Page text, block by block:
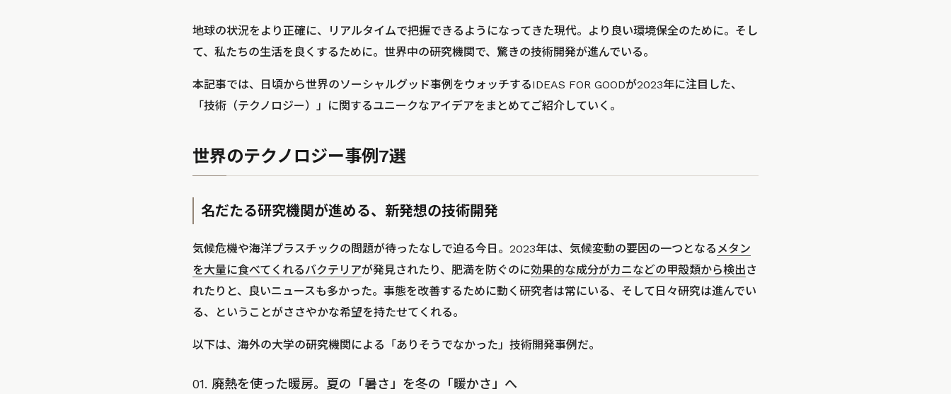
地球の状況をより正確に、リアルタイムで把握できるようになってきた現代。より良い環境保全のために。そし
て、私たちの生活を良くするために。世界中の研究機関で、驚きの技術開発が進んでいる。
本記事では、日頃から世界のソーシャルグッド事例をウォッチするIDEAS FOR GOODが2023年に注目した、
「技術（テクノロジー）」に関するユニークなアイデアをまとめてご紹介していく。
世界のテクノロジー事例7選
名だたる研究機関が進める、新発想の技術開発
気候危機や海洋プラスチックの問題が待ったなしで迫る今日。2023年は、気候変動の要因の一つとなる メタン
を大量に食べてくれるバクテリアが発見されたり、肥満を防ぐのに効果的な成分がカニなどの甲殻類から検出さ
れたりと、良いニュースも多かった。事態を改善するために動く研究者は常にいる、そして日々研究は進んでい
る、ということがささやかな希望を持たせてくれる。
以下は、海外の大学の研究機関による「ありそうでなかった」技術開発事例だ。
01. 廃熱を使った暖房。夏の「暑さ」を冬の「暖かさ」へ